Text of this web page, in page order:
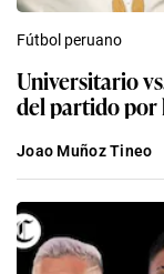
Fútbol peruano
Universitario
del partido por
Joao Muñoz Tineo